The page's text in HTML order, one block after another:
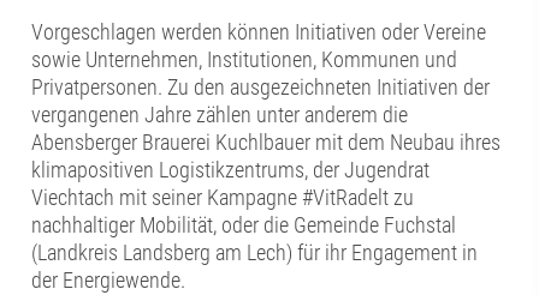
Vorgeschlagen werden können Initiativen oder Vereine
sowie Unternehmen, Institutionen, Kommunen und
Privatpersonen. Zu den ausgezeichneten Initiativen der
vergangenen Jahre zählen unter anderem die
Abensberger Brauerei Kuchlbauer mit dem Neubau ihres
klimapositiven Logistikzentrums, der Jugendrat
Viechtach mit seiner Kampagne #VitRadelt zu
nachhaltiger Mobilität, oder die Gemeinde Fuchstal
(Landkreis Landsberg am Lech) für ihr Engagement in
der Energiewende.